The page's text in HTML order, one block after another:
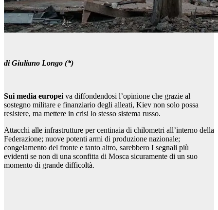
di Giuliano Longo (*)
Sui media europeiva diffondendosi l’opinione che grazie al
sostegno militare e finanziario degli alleati, Kiev non solo possa
resistere, ma mettere in crisi lo stesso sistema russo.
Attacchi alle infrastrutture per centinaia di chilometri all’interno della
Federazione; nuove potenti armi di produzione nazionale;
congelamento del fronte e tanto altro, sarebbero I segnali più
evidenti se non di una sconfitta di Mosca sicuramente di un suo
momento di grande difficoltà.